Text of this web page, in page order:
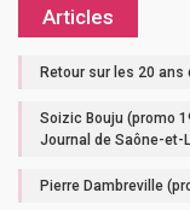
Articles
Retour sur les 20 ans
Soizic Bouju (promo
Journal de Saône-et-
Pierre Dambreville